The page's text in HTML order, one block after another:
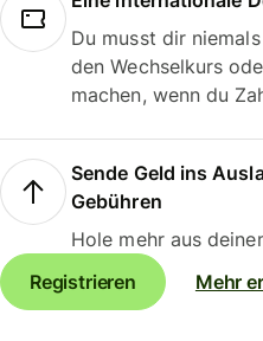
Du musst dir
den Wechselkurs
machen, wenn du
Sende Geld ins
Gebühren
Hole mehr aus
Registrieren
Mehr